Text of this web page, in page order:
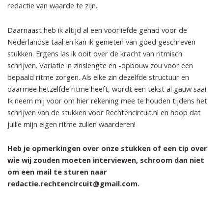
redactie van waarde te zijn.
Daarnaast heb ik altijd al een voorliefde gehad voor de
Nederlandse taal en kan ik genieten van goed geschreven
stukken. Ergens las ik ooit over de kracht van ritmisch
schrijven. Variatie in zinslengte en -opbouw zou voor een
bepaald ritme zorgen. Als elke zin dezelfde structuur en
daarmee hetzelfde ritme heeft, wordt een tekst al gauw saai.
Ik neem mij voor om hier rekening mee te houden tijdens het
schrijven van de stukken voor Rechtencircuit.nl en hoop dat
jullie mijn eigen ritme zullen waarderen!
Heb je opmerkingen over onze stukken of een tip over
wie wij zouden moeten interviewen, schroom dan niet
om een mail te sturen naar
redactie.rechtencircuit@gmail.com.